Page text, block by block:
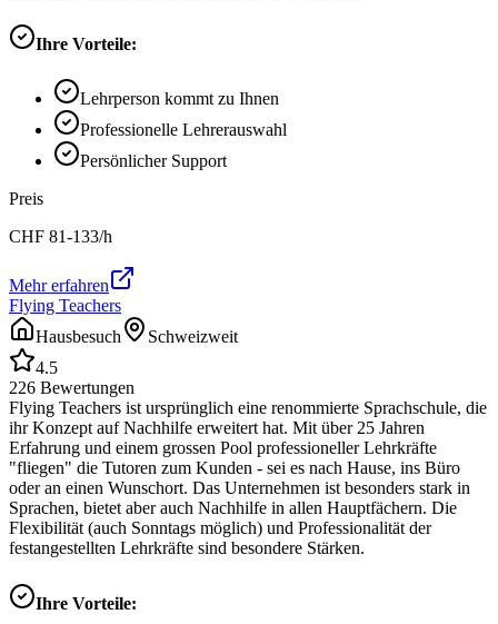
Ihre Vorteile:
Lehrperson kommt zu Ihnen
Professionelle Lehrerauswahl
Persönlicher Support
Preis
CHF 81-133/h
Mehr erfahren
Flying Teachers
Hausbesuch
Schweizweit
4.5
226 Bewertungen
Flying Teachers ist ursprünglich eine renommierte Sprachschule, die
ihr Konzept auf Nachhilfe erweitert hat. Mit über 25 Jahren
Erfahrung und einem grossen Pool professioneller Lehrkräfte
"fliegen" die Tutoren zum Kunden - sei es nach Hause, ins Büro
oder an einen Wunschort. Das Unternehmen ist besonders stark in
Sprachen, bietet aber auch Nachhilfe in allen Hauptfächern. Die
Flexibilität (auch Sonntags möglich) und Professionalität der
festangestellten Lehrkräfte sind besondere Stärken.
Ihre Vorteile: